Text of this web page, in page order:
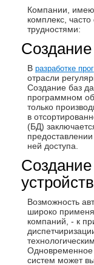
Компании,
комплекс,
трудностями:
В разработке
отрасли
Создание баз
программном
только
в
(БД)
ней доступа.
устройств
Возможность
широко
компаний, - к
Одновременное
систем может